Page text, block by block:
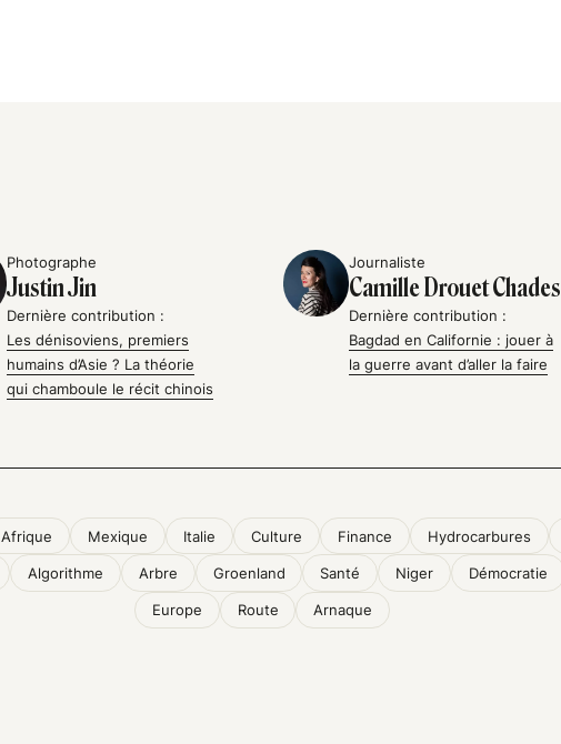
Photographe
Justin Jin
Dernière contribution :
Les dénisoviens, premiers
humains d’Asie ? La théorie
qui chamboule le récit chinois
Journaliste
Camille Drouet Chades
Dernière contribution :
Bagdad en Californie : jouer à
la guerre avant d’aller la faire
Afrique Mexique Italie Culture Finance Hydrocarbures
Algorithme Arbre Groenland Santé Niger Démocratie
Europe Route Arnaque